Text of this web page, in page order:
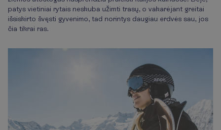
patys vietiniai rytais neskuba užimti trasų, o vakarėjant greitai
išsiskirto švęsti gyvenimo, tad norintys daugiau erdvės sau, jos
čia tikrai ras.